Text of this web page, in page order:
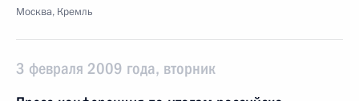
Москва, Кремль
3 февраля 2009 года, вторник